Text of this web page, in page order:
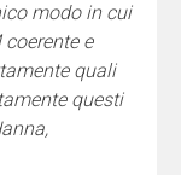
modo in cui
coerente e
quali
questi